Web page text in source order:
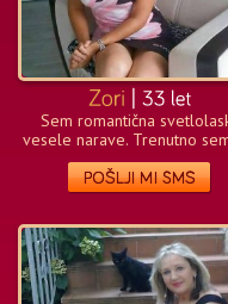
Sem romantična
vesele narave. Trenutno